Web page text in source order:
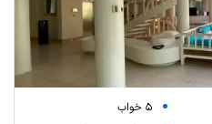
5 خواب